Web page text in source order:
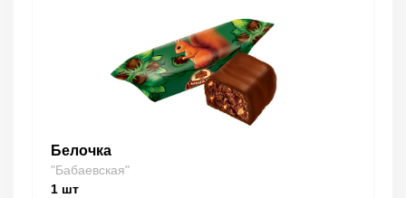
Белочка
"Бабаевская"
1 шт